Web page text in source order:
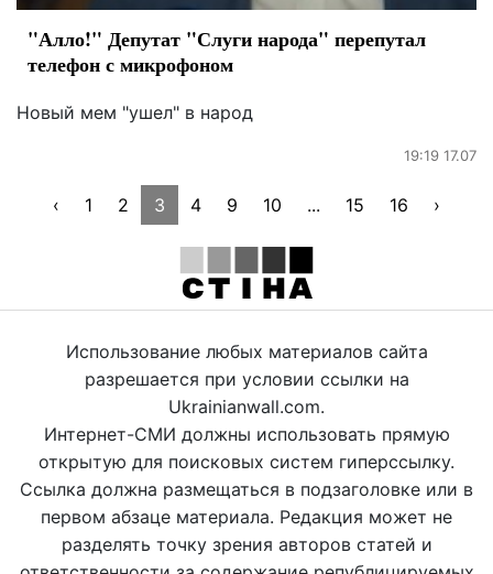
"Алло!" Депутат "Слуги народа" перепутал
телефон с микрофоном
Новый мем "ушел" в народ
19:19 17.07
‹ 1 2 3 4 9 10 ... 15 16 ›
Использование любых материалов сайта
разрешается при условии ссылки на
Ukrainianwall.com.
Интернет-СМИ должны использовать прямую
открытую для поисковых систем гиперссылку.
Ссылка должна размещаться в подзаголовке или в
первом абзаце материала. Редакция может не
разделять точку зрения авторов статей и